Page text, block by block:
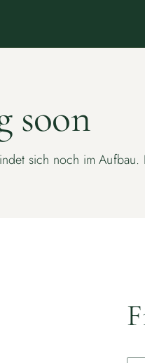
soon
sich noch im Aufbau.